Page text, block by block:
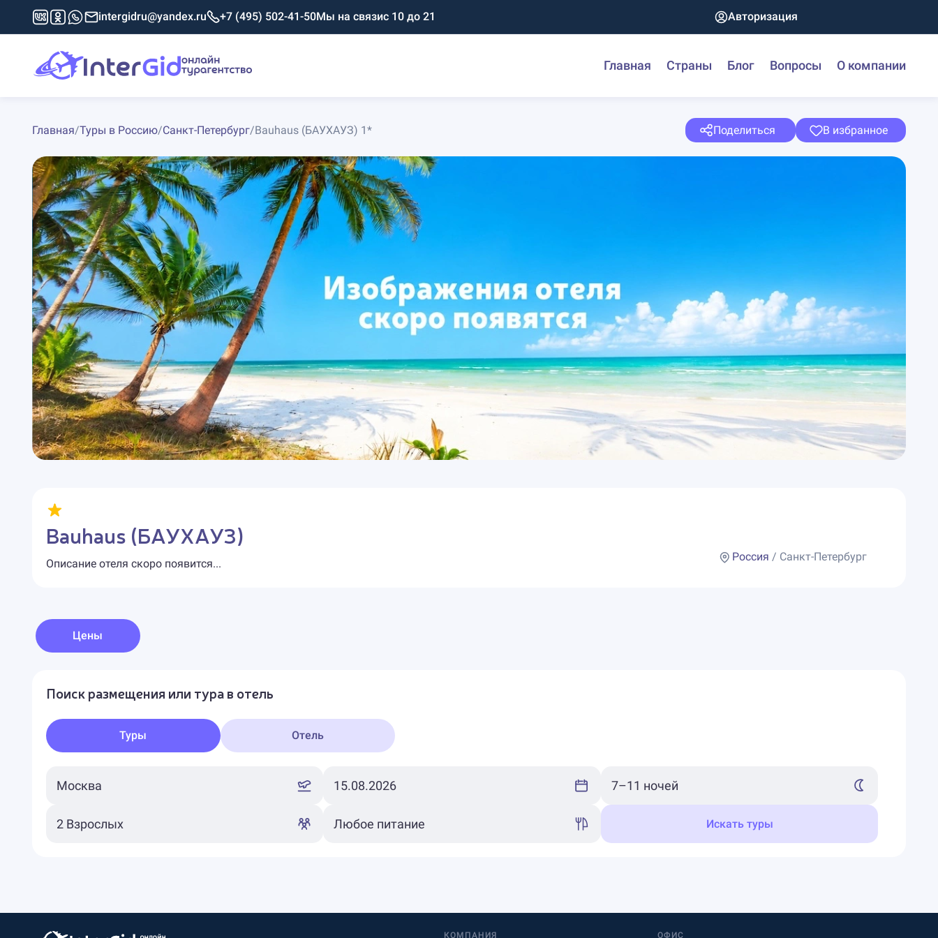
intergidru@yandex.ru +7 (495) 502-41-50Мы на связис 10 до 21 Авторизация
Главная Страны Блог Вопросы О компании
Главная/Туры в Россию/Санкт-Петербург/Bauhaus (БАУХАУЗ) 1* Поделиться В избранное
Bauhaus (БАУХАУЗ)
Описание отеля скоро появится...
Россия / Санкт-Петербург
Цены
Поиск размещения или тура в отель
Туры Отель
Искать туры
КОМПАНИЯ ОФИС